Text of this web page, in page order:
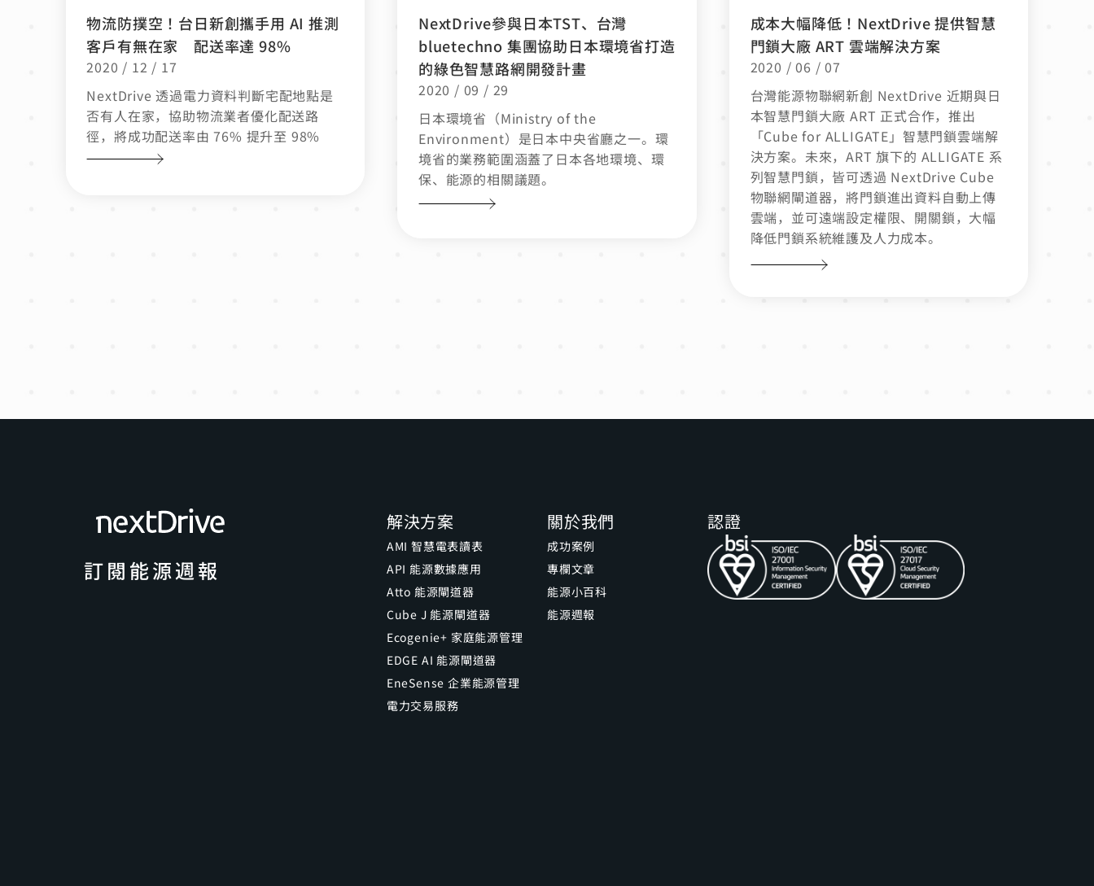
物流防撲空！台日新創攜手用 AI 推測
客戶有無在家 配送率達 98%
2020 / 12 / 17
NextDrive 透過電力資料判斷宅配地點是
否有人在家，協助物流業者優化配送路
徑，將成功配送率由 76% 提升至 98%
NextDrive參與日本TST、台灣
bluetechno 集團協助日本環境省打造
的綠色智慧路網開發計畫
2020 / 09 / 29
日本環境省（Ministry of the
Environment）是日本中央省廳之一。環
境省的業務範圍涵蓋了日本各地環境、環
保、能源的相關議題。
成本大幅降低！NextDrive 提供智慧
門鎖大廠 ART 雲端解決方案
2020 / 06 / 07
台灣能源物聯網新創 NextDrive 近期與日
本智慧門鎖大廠 ART 正式合作，推出
「Cube for ALLIGATE」智慧門鎖雲端解
決方案。未來，ART 旗下的 ALLIGATE 系
列智慧門鎖，皆可透過 NextDrive Cube
物聯網閘道器，將門鎖進出資料自動上傳
雲端，並可遠端設定權限、開關鎖，大幅
降低門鎖系統維護及人力成本。
訂閱能源週報
解決方案
AMI 智慧電表讀表
API 能源數據應用
Atto 能源閘道器
Cube J 能源閘道器
Ecogenie+ 家庭能源管理
EDGE AI 能源閘道器
EneSense 企業能源管理
電力交易服務
關於我們
成功案例
專欄文章
能源小百科
能源週報
認證